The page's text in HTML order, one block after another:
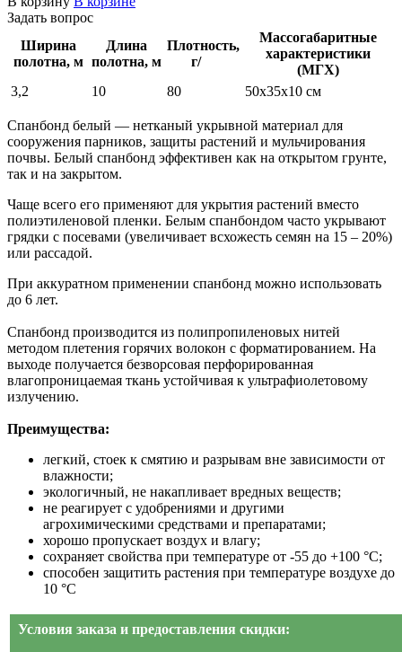
Задать вопрос
Ширина
полотна, м
Длина
полотна, м
Плотность,
г/м²
Массогабаритные
характеристики
(МГХ)
3,2
10 80 50х35х10 см
Спанбонд белый — нетканый укрывной материал для
сооружения парников, защиты растений и мульчирования
почвы. Белый спанбонд эффективен как на открытом грунте,
так и на закрытом.
Чаще всего его применяют для укрытия растений вместо
полиэтиленовой пленки. Белым спанбондом часто укрывают
грядки с посевами (увеличивает всхожесть семян на 15 – 20%)
или рассадой.
При аккуратном применении спанбонд можно использовать
до 6 лет.
Спанбонд производится из полипропиленовых нитей
методом плетения горячих волокон с форматированием. На
выходе получается безворсовая перфорированная
влагопроницаемая ткань устойчивая к ультрафиолетовому
излучению.
Преимущества:
легкий, стоек к смятию и разрывам вне зависимости от
влажности;
экологичный, не накапливает вредных веществ;
не реагирует с удобрениями и другими
агрохимическими средствами и препаратами;
хорошо пропускает воздух и влагу;
сохраняет свойства при температуре от -55 до +100 °С;
способен защитить растения при температуре воздухе до
10 °С
Условия заказа и предоставления скидки: